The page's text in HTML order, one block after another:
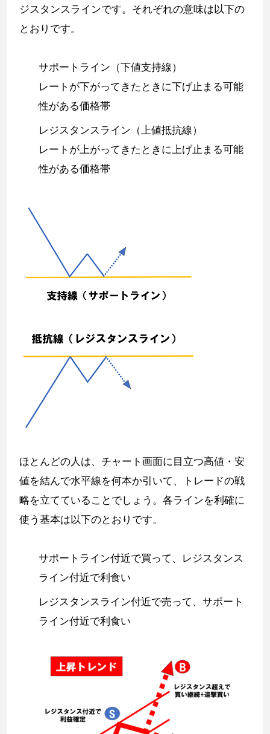
ジスタンスラインです。それぞれの意味は以下の
とおりです。
サポートライン（下値支持線）
レートが下がってきたときに下げ止まる可能
性がある価格帯
レジスタンスライン（上値抵抗線）
レートが上がってきたときに上げ止まる可能
性がある価格帯
ほとんどの人は、チャート画面に目立つ高値・安
値を結んで水平線を何本か引いて、トレードの戦
略を立てていることでしょう。各ラインを利確に
使う基本は以下のとおりです。
サポートライン付近で買って、レジスタンス
ライン付近で利食い
レジスタンスライン付近で売って、サポート
ライン付近で利食い